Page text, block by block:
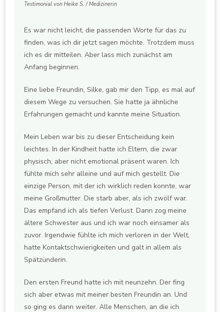
Testimonial von Heike S. / Medizinerin
Es war nicht leicht, die passenden Worte für das zu
finden, was ich dir jetzt sagen möchte. Trotzdem muss
ich es dir mitteilen. Aber lass mich zunächst am
Anfang beginnen.
Eine liebe Freundin, Silke, gab mir den Tipp, es mal auf
diesem Wege zu versuchen. Sie hatte ja ähnliche
Erfahrungen gemacht und kannte meine Situation.
Mein Leben war bis zu dieser Entscheidung kein
leichtes. In der Kindheit hatte ich Eltern, die zwar
physisch, aber nicht emotional präsent waren. Ich
fühlte mich sehr alleine und auf mich gestellt. Die
einzige Person, mit der ich wirklich reden konnte, war
meine Großmutter. Die starb aber, als ich zwölf war.
Das empfand ich als tiefen Verlust. Dann zog meine
ältere Schwester aus und ich war noch einsamer als
zuvor. Irgendwie fühlte ich mich verloren in der Welt,
hatte Kontaktschwierigkeiten und galt in allem als
Spätzünderin.
Den ersten Freund hatte ich mit neunzehn. Der fing
sich aber etwas mit meiner besten Freundin an. Und
so ging es dann weiter. Alle Menschen, an die ich